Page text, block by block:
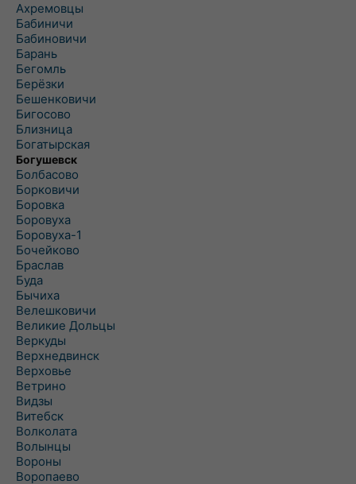
Ахремовцы
Бабиничи
Бабиновичи
Барань
Бегомль
Берёзки
Бешенковичи
Бигосово
Близница
Богатырская
Богушевск
Болбасово
Борковичи
Боровка
Боровуха
Боровуха-1
Бочейково
Браслав
Буда
Бычиха
Велешковичи
Великие Дольцы
Веркуды
Верхнедвинск
Верховье
Ветрино
Видзы
Витебск
Волколата
Волынцы
Вороны
Воропаево